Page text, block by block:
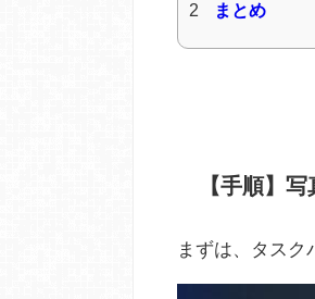
2 まとめ
【手順】
まずは、タスク